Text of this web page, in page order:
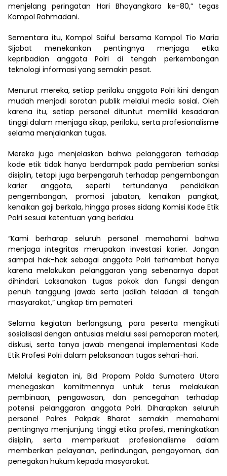
menjelang peringatan Hari Bhayangkara ke-80,” tegas
Kompol Rahmadani.
Sementara itu, Kompol Saiful bersama Kompol Tio Maria
Sijabat menekankan pentingnya menjaga etika
kepribadian anggota Polri di tengah perkembangan
teknologi informasi yang semakin pesat.
Menurut mereka, setiap perilaku anggota Polri kini dengan
mudah menjadi sorotan publik melalui media sosial. Oleh
karena itu, setiap personel dituntut memiliki kesadaran
tinggi dalam menjaga sikap, perilaku, serta profesionalisme
selama menjalankan tugas.
Mereka juga menjelaskan bahwa pelanggaran terhadap
kode etik tidak hanya berdampak pada pemberian sanksi
disiplin, tetapi juga berpengaruh terhadap pengembangan
karier anggota, seperti tertundanya pendidikan
pengembangan, promosi jabatan, kenaikan pangkat,
kenaikan gaji berkala, hingga proses sidang Komisi Kode Etik
Polri sesuai ketentuan yang berlaku.
“Kami berharap seluruh personel memahami bahwa
menjaga integritas merupakan investasi karier. Jangan
sampai hak-hak sebagai anggota Polri terhambat hanya
karena melakukan pelanggaran yang sebenarnya dapat
dihindari. Laksanakan tugas pokok dan fungsi dengan
penuh tanggung jawab serta jadilah teladan di tengah
masyarakat,” ungkap tim pemateri.
Selama kegiatan berlangsung, para peserta mengikuti
sosialisasi dengan antusias melalui sesi pemaparan materi,
diskusi, serta tanya jawab mengenai implementasi Kode
Etik Profesi Polri dalam pelaksanaan tugas sehari-hari.
Melalui kegiatan ini, Bid Propam Polda Sumatera Utara
menegaskan komitmennya untuk terus melakukan
pembinaan, pengawasan, dan pencegahan terhadap
potensi pelanggaran anggota Polri. Diharapkan seluruh
personel Polres Pakpak Bharat semakin memahami
pentingnya menjunjung tinggi etika profesi, meningkatkan
disiplin, serta memperkuat profesionalisme dalam
memberikan pelayanan, perlindungan, pengayoman, dan
penegakan hukum kepada masyarakat.